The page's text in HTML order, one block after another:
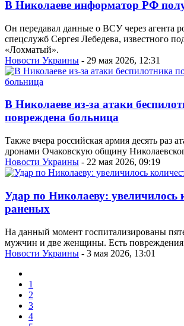
В Николаеве информатор РФ
Он передавал данные о ВСУ через агента
спецслужб Сергея Лебедева, известного
«Лохматый».
Новости Украины - 29 мая 2026, 12:31
В Николаеве из-за атаки
повреждена больница
Также вчера российская армия десять раз
дронами Очаковскую общину
Новости Украины - 22 мая 2026, 09:19
Удар по Николаеву: увеличилось
раненых
На данный момент госпитализированы
мужчин и две женщины. Есть повреждения
Новости Украины - 3 мая 2026, 13:01
1
2
3
4